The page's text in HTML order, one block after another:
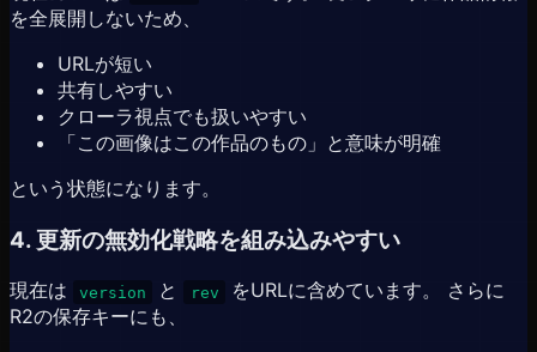
を全展開しないため、
URLが短い
共有しやすい
クローラ視点でも扱いやすい
「この画像はこの作品のもの」と意味が明確
という状態になります。
4. 更新の無効化戦略を組み込みやすい
現在は version と rev
をURLに含めています。 さらに
R2の保存キーにも、